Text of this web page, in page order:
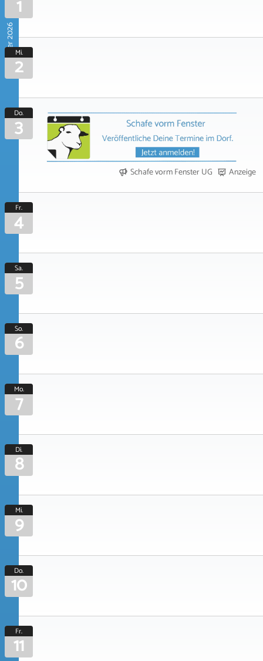
September 2026
1
Mi.
2
Do.
3
Schafe vorm Fenster UG Anzeige
Fr.
4
Sa.
5
So.
6
Mo.
7
Di.
8
Mi.
9
Do.
10
Fr.
11